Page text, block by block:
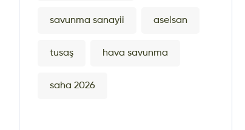
savunma sanayii aselsan
tusaş hava savunma
saha 2026